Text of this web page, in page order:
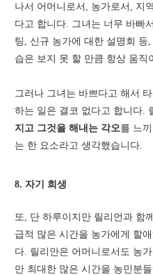
나서 어머니로서, 농가로서, 지
다고 합니다. 그녀는 너무 바빠
팅, 신규 농가에 대한 설명회 등
습은 보지 못 할 만큼 항상 움직
그러나 그녀는 바쁘다고 해서
하는 일은 결코 없다고 합니다.
지고 그것을 해내는 각오를 느
는 한 요소라고 생각했습니다.
8. 자기 희생
또, 단 하루이지만 릴리언과 함
급적 많은 시간을 농가에게 할
다. 릴리안은 어머니로서도 농
만 최대한 많은 시간을 농민분